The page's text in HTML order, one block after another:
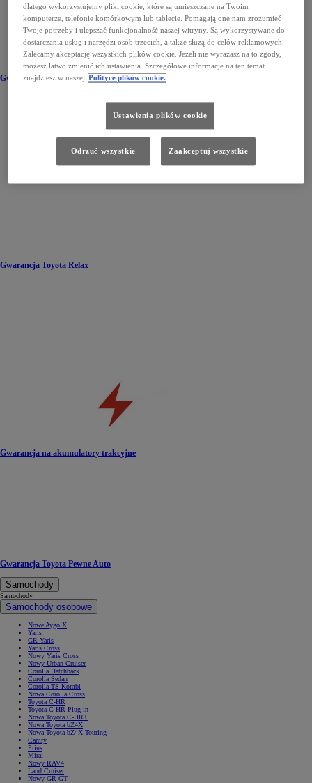
Gwarancja podstawowa
Gwarancja Toyota Relax
Gwarancja na akumulatory trakcyjne
Gwarancja Toyota Pewne Auto
Samochody
Samochody
Samochody osobowe
Nowe Aygo X
Yaris
GR Yaris
Yaris Cross
Nowy Yaris Cross
Nowy Urban Cruiser
Corolla Hatchback
Corolla Sedan
Corolla TS Kombi
Nowa Corolla Cross
Toyota C-HR
Toyota C-HR Plug-in
Nowa Toyota C-HR+
Nowa Toyota bZ4X
Nowa Toyota bZ4X Touring
Camry
Prius
Mirai
Nowy RAV4
Land Cruiser
Nowy GR GT
dlatego wykorzystujemy pliki cookie, które są umieszczane na Twoim
komputerze, telefonie komórkowym lub tablecie. Pomagają one nam zrozumieć
Twoje potrzeby i ulepszać funkcjonalność naszej witryny. Są wykorzystywane do
dostarczania usług i narzędzi osób trzecich, a także służą do celów reklamowych.
Zalecamy akceptację wszystkich plików cookie. Jeżeli nie wyrażasz na to zgody,
możesz łatwo zmienić ich ustawienia. Szczegółowe informacje na ten temat
znajdziesz w naszej Polityce plików cookie.
Ustawienia plików cookie
Odrzuć wszystkie Zaakceptuj wszystkie